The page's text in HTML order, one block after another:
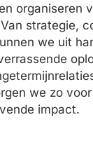
organiseren
strategie,
we uit
we zo
impact.